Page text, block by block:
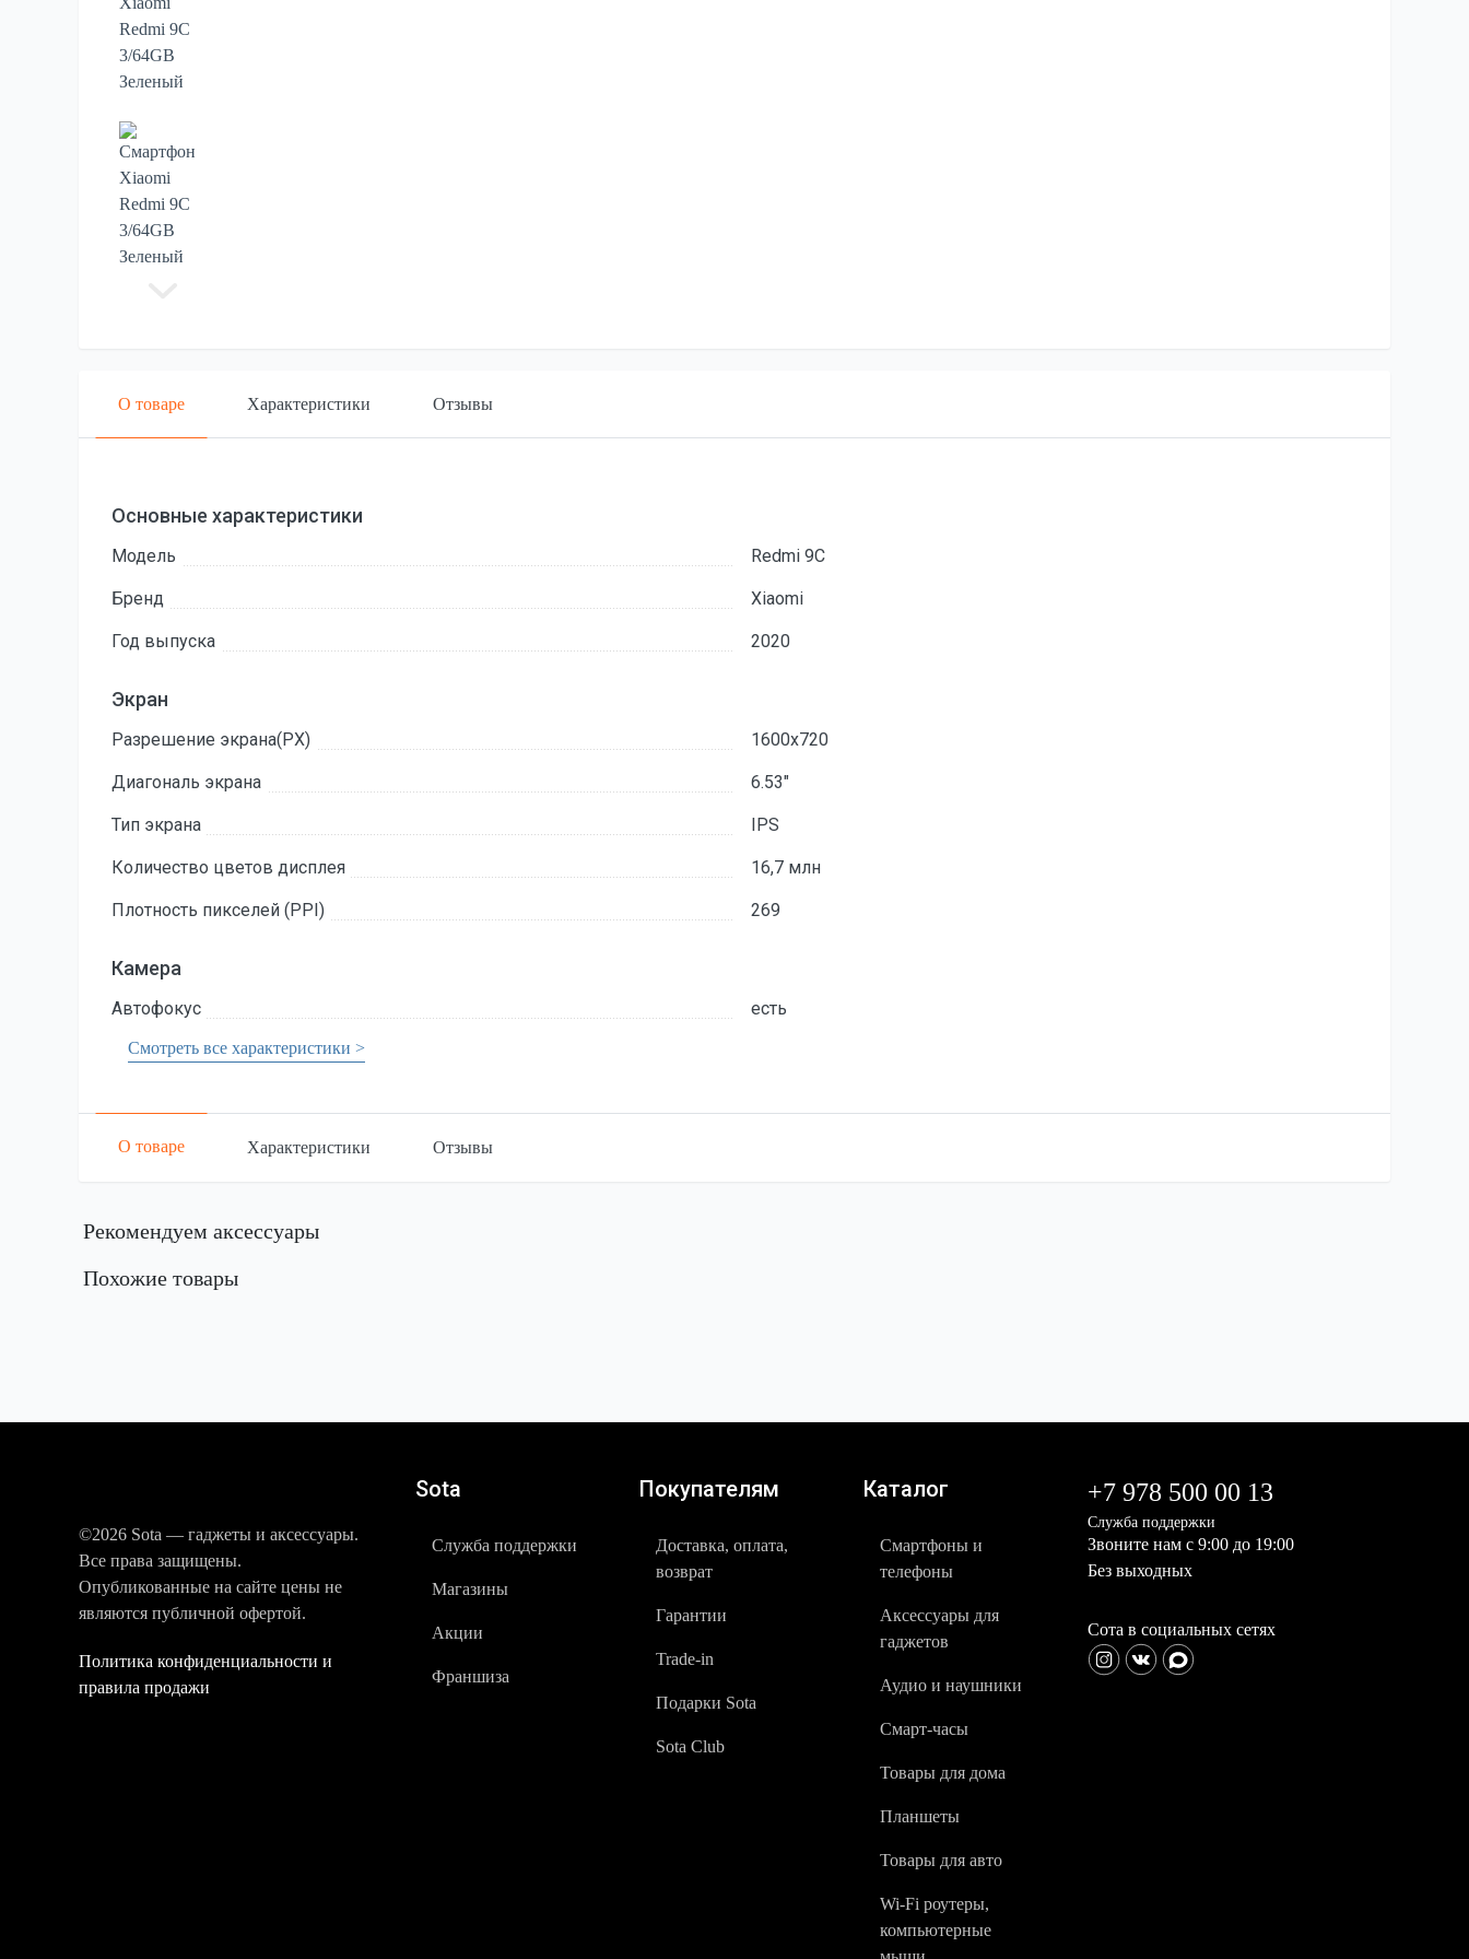
О товаре Характеристики Отзывы
Основные характеристики
Модель Redmi 9C
Бренд Xiaomi
Год выпуска 2020
Экран
Разрешение экрана(PX) 1600x720
Диагональ экрана 6.53"
Тип экрана IPS
Количество цветов дисплея 16,7 млн
Плотность пикселей (PPI) 269
Камера
Автофокус есть
Смотреть все характеристики >
О товаре Характеристики Отзывы
Рекомендуем аксессуары
Похожие товары
©2026 Sota — гаджеты и аксессуары.
Все права защищены.
Опубликованные на сайте цены не
являются публичной офертой.
Политика конфиденциальности и
правила продажи
Sota
Служба поддержки
Магазины
Акции
Франшиза
Покупателям
Доставка, оплата,
возврат
Гарантии
Trade-in
Подарки Sota
Sota Club
Каталог
Смартфоны и
телефоны
Аксессуары для
гаджетов
Аудио и наушники
Смарт-часы
Товары для дома
Планшеты
Товары для авто
Wi-Fi роутеры,
компьютерные
+7 978 500 00 13
Служба поддержки
Звоните нам с 9:00 до 19:00
Без выходных
Сота в социальных сетях